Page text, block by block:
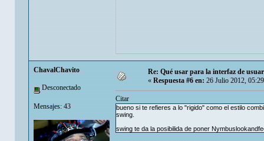
ChavalChavito
Desconectado
Mensajes: 43
Re: Qué usar para la interfaz de
«Respuesta #6 en:26 Julio 2012,
Citar
bueno si te refieres a lo "rigido" como el estilo
swing.
swing te da la posibilida de poner